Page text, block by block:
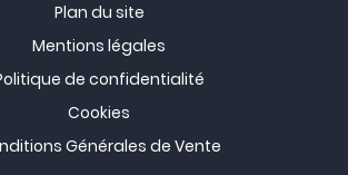
Plan du site
Mentions légales
de confidentialité
Cookies
Générales de Vente